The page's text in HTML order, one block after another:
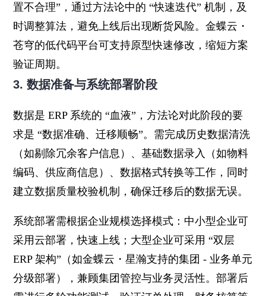
置不合理”，通过方法论中的 “快速迭代” 机制，及
时调整算法，避免上线后出现断货风险。金蝶云・
苍穹的低代码平台可支持原型快速修改，缩短方案
验证周期。
3. 数据准备与系统部署阶段
数据是 ERP 系统的 “血液”，方法论对此阶段的要
求是 “数据准确、迁移顺畅”。需完成历史数据清洗
（如剔除冗余客户信息）、基础数据录入（如物料
编码、供应商信息）、数据格式转换等工作，同时
建立数据质量校验机制，确保迁移后的数据无误。
系统部署需根据企业规模选择模式：中小型企业可
采用云部署，快速上线；大型企业可采用 “双层
ERP 架构”（如金蝶云・星瀚支持的集团 - 业务单元
分级部署），兼顾集团管控与业务灵活性。部署后